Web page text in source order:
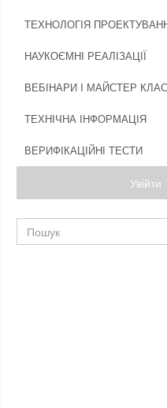
ТЕХНОЛОГІЯ
НАУКОЄМНІ РЕАЛІЗАЦІЇ
ВЕБІНАРИ І МАЙСТЕР
ТЕХНІЧНА ІНФОРМАЦІЯ
ВЕРИФІКАЦІЙНІ ТЕСТИ
Увійти